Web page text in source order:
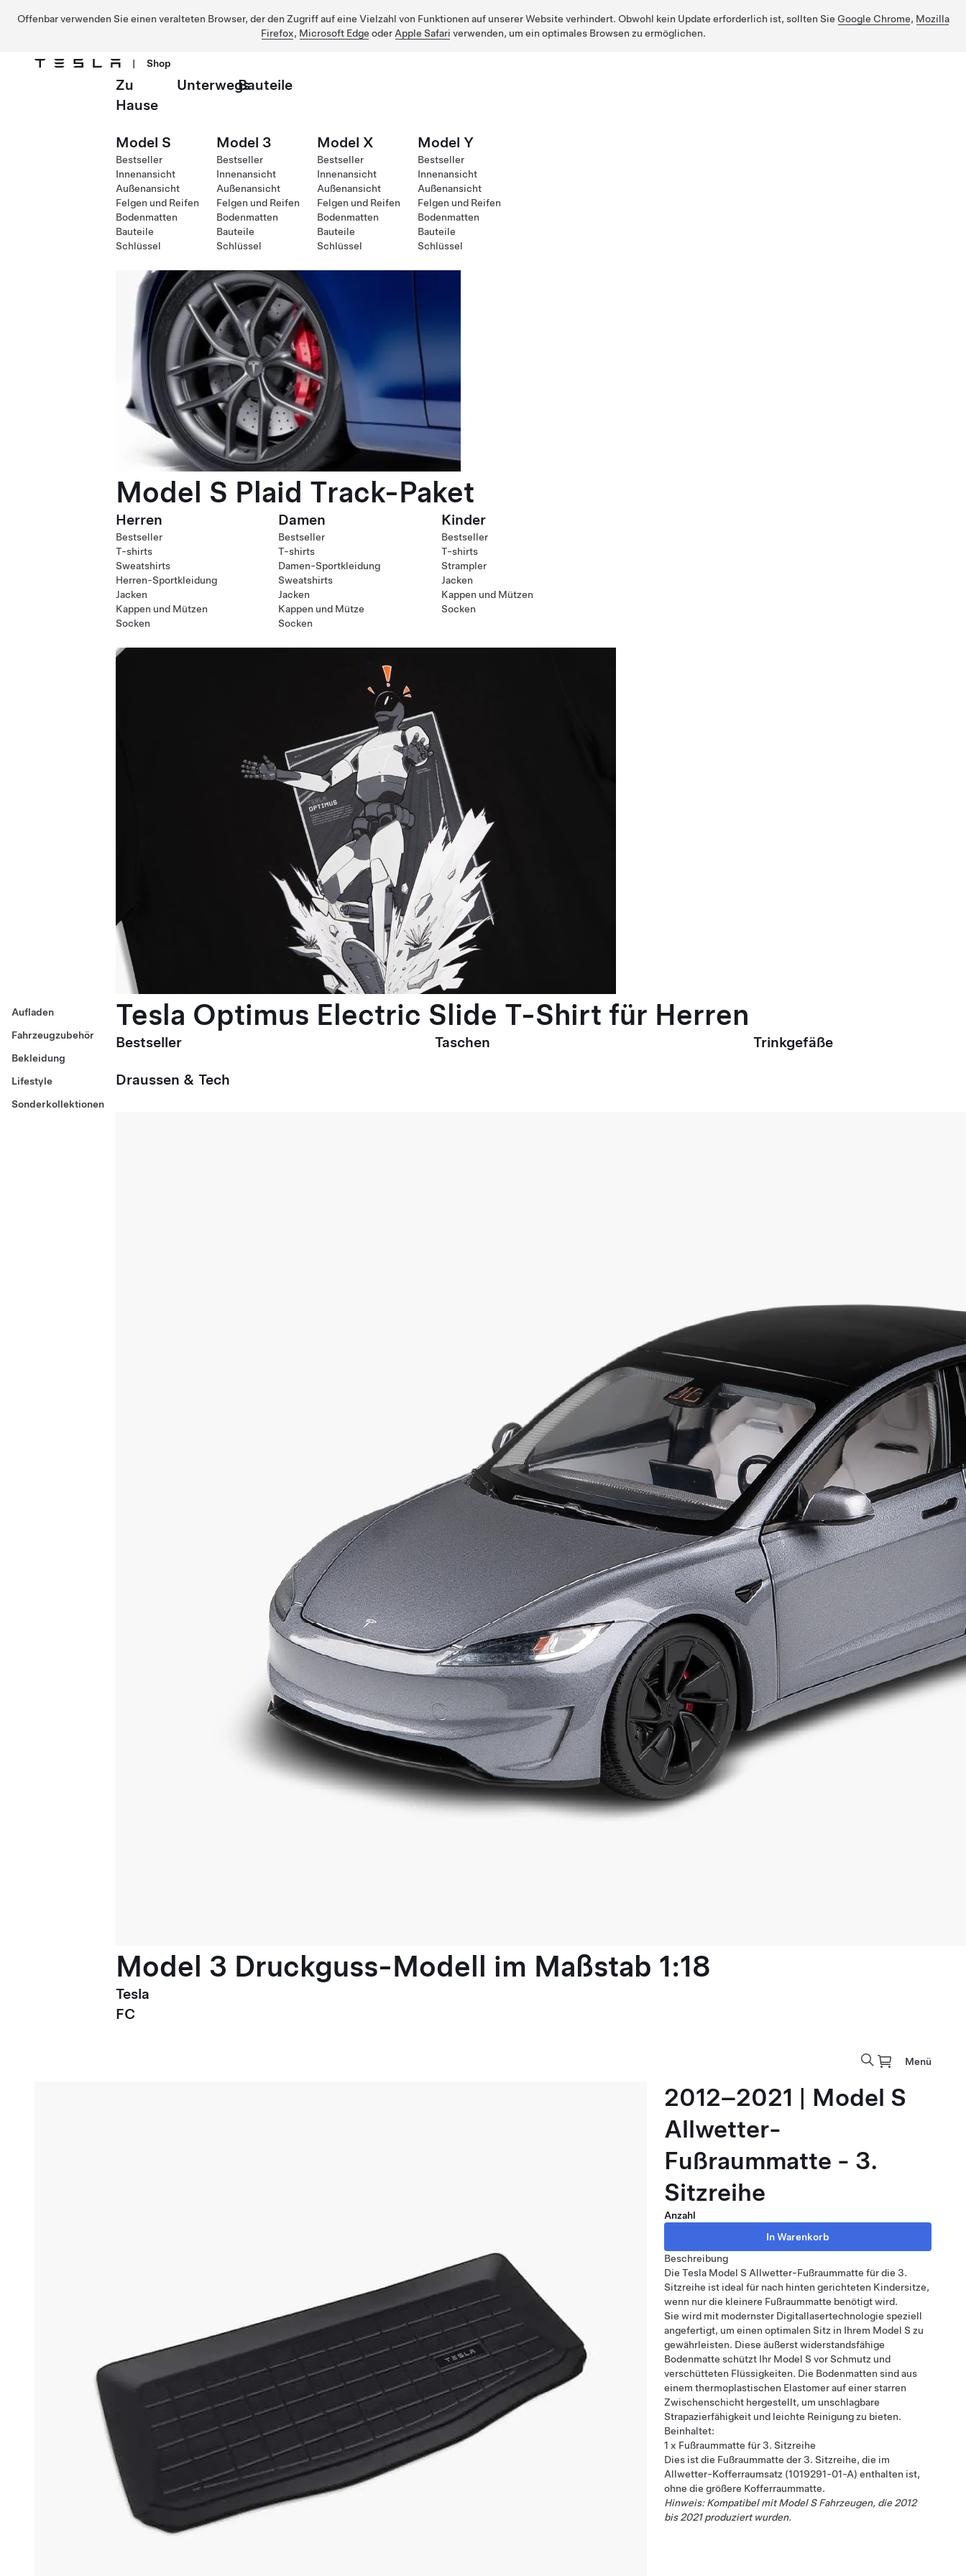
Offenbar verwenden Sie einen veralteten Browser, der den Zugriff auf eine Vielzahl von Funktionen auf unserer Website verhindert. Obwohl kein Update erforderlich ist, sollten Sie Google Chrome, Mozilla
Firefox, Microsoft Edge oder Apple Safari verwenden, um ein optimales Browsen zu ermöglichen.
| Shop
Aufladen
Fahrzeugzubehör
Bekleidung
Lifestyle
Sonderkollektionen
Zu
Hause
UnterwegsBauteile
Model S
Bestseller
Innenansicht
Außenansicht
Felgen und Reifen
Bodenmatten
Bauteile
Schlüssel
Model 3
Bestseller
Innenansicht
Außenansicht
Felgen und Reifen
Bodenmatten
Bauteile
Schlüssel
Model X
Bestseller
Innenansicht
Außenansicht
Felgen und Reifen
Bodenmatten
Bauteile
Schlüssel
Model Y
Bestseller
Innenansicht
Außenansicht
Felgen und Reifen
Bodenmatten
Bauteile
Schlüssel
Model S Plaid Track-Paket
Herren
Bestseller
T-shirts
Sweatshirts
Herren-Sportkleidung
Jacken
Kappen und Mützen
Socken
Damen
Bestseller
T-shirts
Damen-Sportkleidung
Sweatshirts
Jacken
Kappen und Mütze
Socken
Kinder
Bestseller
T-shirts
Strampler
Jacken
Kappen und Mützen
Socken
Tesla Optimus Electric Slide T-Shirt für Herren
Bestseller Taschen Trinkgefäße
Draussen & Tech
Model 3 Druckguss-Modell im Maßstab 1:18
Tesla
FC
Menü
2012–2021 | Model S
Allwetter-
Fußraummatte - 3.
Sitzreihe
Anzahl
Beschreibung
Die Tesla Model S Allwetter-Fußraummatte für die 3.
Sitzreihe ist ideal für nach hinten gerichteten Kindersitze,
wenn nur die kleinere Fußraummatte benötigt wird.
Sie wird mit modernster Digitallasertechnologie speziell
angefertigt, um einen optimalen Sitz in Ihrem Model S zu
gewährleisten. Diese äußerst widerstandsfähige
Bodenmatte schützt Ihr Model S vor Schmutz und
verschütteten Flüssigkeiten. Die Bodenmatten sind aus
einem thermoplastischen Elastomer auf einer starren
Zwischenschicht hergestellt, um unschlagbare
Strapazierfähigkeit und leichte Reinigung zu bieten.
Beinhaltet:
1 x Fußraummatte für 3. Sitzreihe
Dies ist die Fußraummatte der 3. Sitzreihe, die im
Allwetter-Kofferraumsatz (1019291-01-A) enthalten ist,
ohne die größere Kofferraummatte.
Hinweis: Kompatibel mit Model S Fahrzeugen, die 2012
bis 2021 produziert wurden.